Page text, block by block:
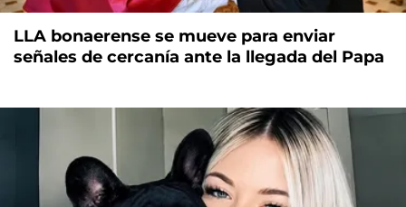
LLA bonaerense se mueve para enviar
señales de cercanía ante la llegada del Papa